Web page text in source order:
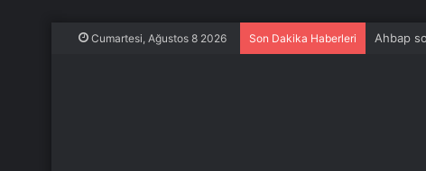
Cumartesi, Ağustos 8 2026 Son Dakika Haberleri Ahbap